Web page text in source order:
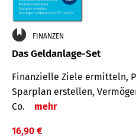
FINANZEN
Das Geldanlage-Set
Finanzielle Ziele ermitteln,
Sparplan erstellen,
Co.
mehr
16,90 €